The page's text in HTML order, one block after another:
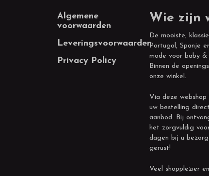
Footer
Algemene
voorwaarden
Leveringsvoorwaarden
Privacy Policy
Wie zijn
De mooiste,
Portugal, Spanje
mode voor baby &
Binnen de
onze winkel.
Via deze
uw bestelling
aanbod. Bij
het zorgvuldig
dagen bij u
gerust!
Veel shopplezier